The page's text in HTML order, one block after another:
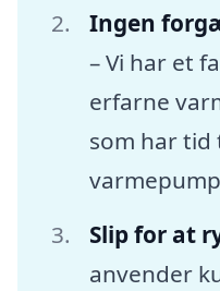
Ingen
– Vi har et
erfarne
som har
Slip for at
anvender